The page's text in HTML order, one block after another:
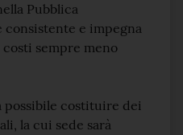
Pubblica
e impegna
sempre meno
possibile costituire dei
la cui sede sarà